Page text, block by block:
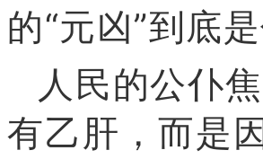
的“元凶”到底
人民的公仆
有乙肝，而是